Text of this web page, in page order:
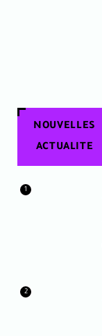
NOUVELLES
ACTUALITE
1
2